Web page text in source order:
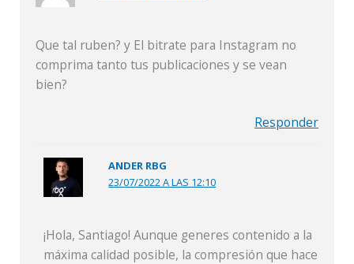
Que tal ruben? y El bitrate para Instagram no
comprima tanto tus publicaciones y se vean
bien?
Responder
ANDER RBG
23/07/2022 A LAS 12:10
¡Hola, Santiago! Aunque generes contenido a la
máxima calidad posible, la compresión que hace